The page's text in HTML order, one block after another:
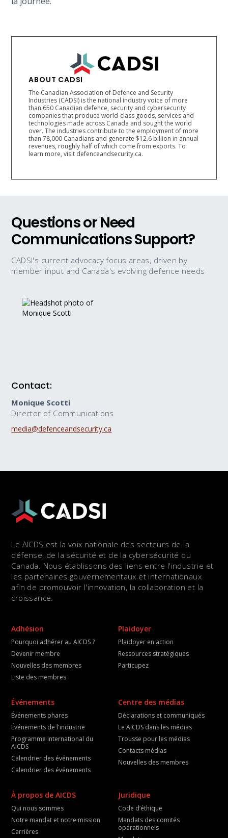
ABOUT CADSI
The Canadian Association of Defence and Security
Industries (CADSI) is the national industry voice of more
than 650 Canadian defence, security and cybersecurity
companies that produce world-class goods, services and
technologies made across Canada and sought the world
over. The industries contribute to the employment of more
than 78,000 Canadians and generate $12.6 billion in annual
revenues, roughly half of which come from exports. To
learn more, visit defenceandsecurity.ca.
Questions or Need
Communications Support?
CADSI's current advocacy focus areas, driven by
member input and Canada's evolving defence needs
Contact:
Monique Scotti
Director of Communications
media@defenceandsecurity.ca
Le AICDS est la voix nationale des secteurs de la
défense, de la sécurité et de la cybersécurité du
Canada. Nous établissons des liens entre l'industrie et
les partenaires gouvernementaux et internationaux
afin de promouvoir l'innovation, la collaboration et la
croissance.
Adhésion
Pourquoi adhérer au AICDS ?
Devenir membre
Nouvelles des membres
Liste des membres
Plaidoyer
Plaidoyer en action
Ressources stratégiques
Particupez
Événements
Événements phares
Événements de l'industrie
Programme international du
AICDS
Calendrier des événements
Calendrier des événements
Centre des médias
Déclarations et communiqués
Le AICDS dans les médias
Trousse pour les médias
Contacts médias
Nouvelles des membres
À propos de AICDS
Qui nous sommes
Notre mandat et notre mission
Carrières
Juridique
Code d’éthique
Mandats des comités
opérationnels